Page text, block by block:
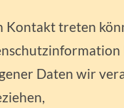
Kontakt treten
Daten wir